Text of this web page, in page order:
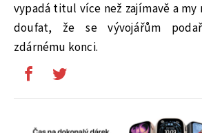
vypadá titul více než zajímavě a
doufat, že se vývojářům
zdárnému konci.